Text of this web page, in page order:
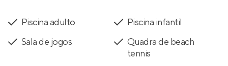
Piscina adulto
Piscina infantil
Sala de jogos
Quadra de beach
tennis